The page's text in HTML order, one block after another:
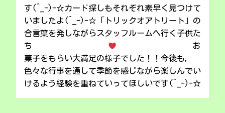
す(^_-)-☆カード探しもそれぞれ素早く見つけて
いましたよ(^_-)-☆「トリックオアトリート」の
合言葉を発しながらスタッフルームへ行く子供た
ち
お
菓子をもらい大満足の様子でした！！今後も，
色々な行事を通して季節を感じながら楽しんでい
けるよう経験を重ねていってほしいです(^_-)-☆